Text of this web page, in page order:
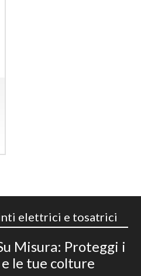
elettrici e tosatrici
Misura: Proteggi i
le tue colture